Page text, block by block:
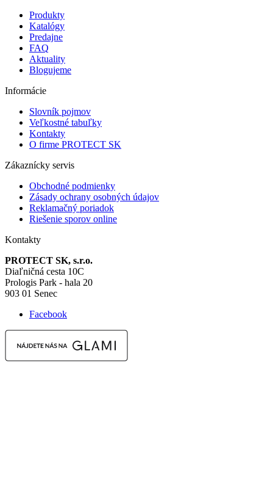
Produkty
Katalógy
Predajne
FAQ
Aktuality
Blogujeme
Informácie
Slovník pojmov
Veľkostné tabuľky
Kontakty
O firme PROTECT SK
Zákaznícky servis
Obchodné podmienky
Zásady ochrany osobných údajov
Reklamačný poriadok
Riešenie sporov online
Kontakty
PROTECT SK, s.r.o.
Diaľničná cesta 10C
Prologis Park - hala 20
903 01 Senec
Facebook